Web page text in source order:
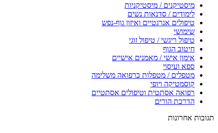
מיסטיקנים / מיסטיקניות
לימודים / סדנאות נשים
טיפולים אנרגטיים ואיזון גוף-נפש
שימושי
טיפול ריגשי / טיפול זוגי
חיטוב הגוף
אימון אישי / מאמנים אישיים
ספא ועיסוי
מטפלים / מטפלות ברפואה משלימה
קוסמטיקה ויופי
רפואה אסתטית וטיפולים אסתטיים
הדרכת הורים
תגובות אחרונות